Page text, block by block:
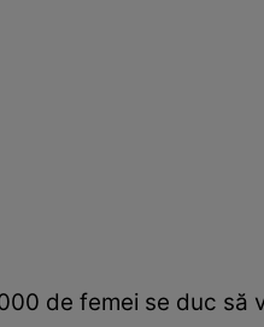
de femei se duc